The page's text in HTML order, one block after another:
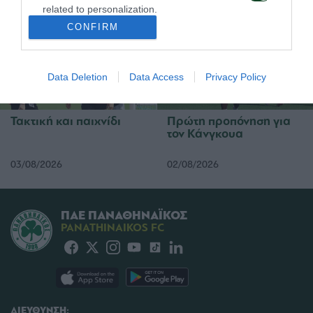
related to personalization.
I want to allow Google to enable storage
related to security, including authentication
user protection.
CONFIRM
Data Deletion Data Access Privacy Policy
Τακτική και παιχνίδι
03/08/2026
Πρώτη προπόνηση για
τον Κάνγκουα
02/08/2026
ΠΑΕ ΠΑΝΑΘΗΝΑΪΚΟΣ
PANATHINAIKOS FC